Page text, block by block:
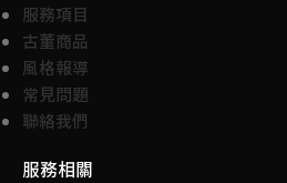
服務項目
古董商品
風格報導
常見問題
聯絡我們
服務相關